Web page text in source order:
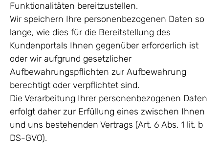
Funktionalitäten bereitzustellen.
Wir speichern Ihre personenbezogenen Daten so
lange, wie dies für die Bereitstellung des
Kundenportals Ihnen gegenüber erforderlich ist
oder wir aufgrund gesetzlicher
Aufbewahrungspflichten zur Aufbewahrung
berechtigt oder verpflichtet sind.
Die Verarbeitung Ihrer personenbezogenen Daten
erfolgt daher zur Erfüllung eines zwischen Ihnen
und uns bestehenden Vertrags (Art. 6 Abs. 1 lit. b
DS-GVO).